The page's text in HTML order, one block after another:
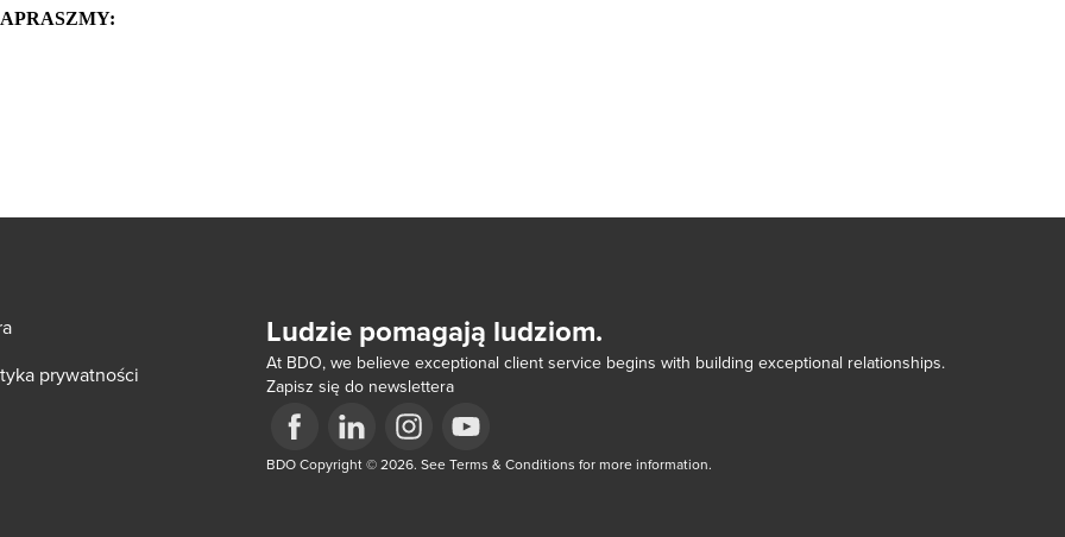
prywatności
Ludzie pomagają ludziom.
At BDO, we believe exceptional client service begins with building exceptional relationships.
Zapisz się do newslettera
Opens in a new window/tab
Opens in a new window/tab
Opens in a new window/tab
Opens in a new window/tab
BDO Copyright © 2026. See Terms & Conditions for more information.